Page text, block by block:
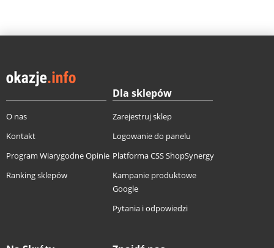
O nas
Kontakt
Program Wiarygodne Opinie
Ranking sklepów
Dla sklepów
Zarejestruj sklep
Logowanie do panelu
Platforma CSS ShopSynergy
Kampanie produktowe
Google
Pytania i odpowiedzi